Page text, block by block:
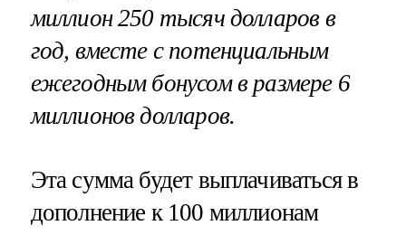
миллион 250 тысяч долларов в
год, вместе с потенциальным
ежегодным бонусом в размере 6
миллионов долларов.
Эта сумма будет выплачиваться в
дополнение к 100 миллионам